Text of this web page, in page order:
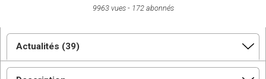
9963 vues 172 abonnés
Actualités (39)